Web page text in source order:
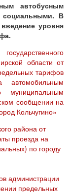
автобусным
социальными. В
уровня
области от
тарифов
муниципальным
сообщении на
Кольчугино»
района от
проезда на
по городу
администрации
предельных